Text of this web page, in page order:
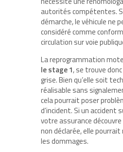
autorités compétentes.
démarche, le véhicule ne
considéré comme
circulation sur voie
La reprogrammation
le stage 1, se trouve
grise. Bien qu’elle soit
réalisable sans
cela pourrait poser
d’incident. Si un accident
votre assurance
non déclarée, elle
les dommages.